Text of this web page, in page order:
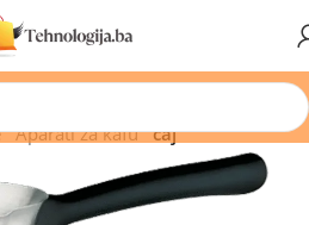
aktuelne akcije 🔥
/ Aparati za kafu/ čaj